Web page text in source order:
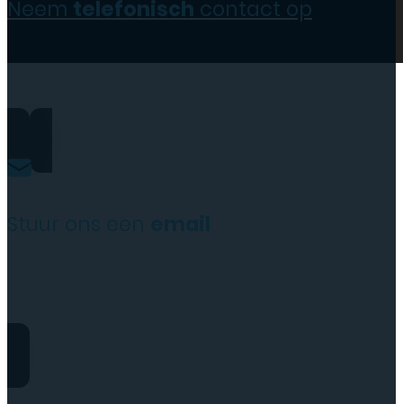
Neem telefonisch contact op
0206973068